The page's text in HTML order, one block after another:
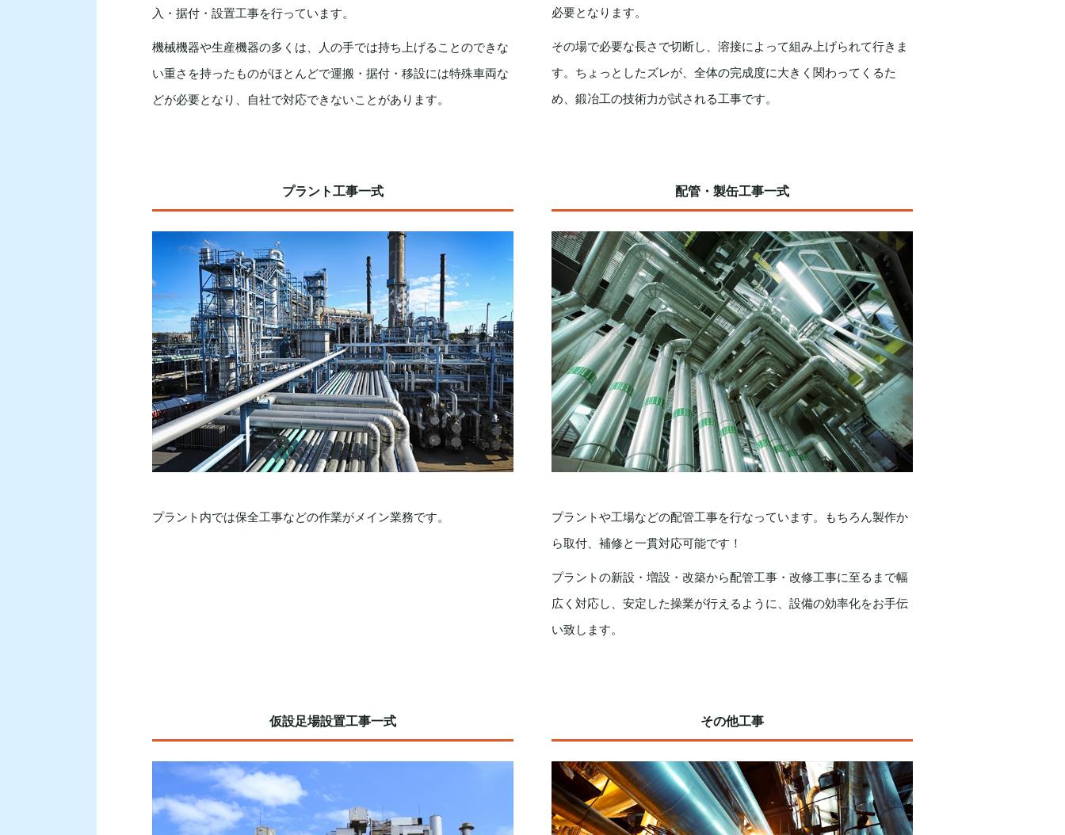
入・据付・設置工事を行っています。
機械機器や生産機器の多くは、人の手では持ち上げることのできな
い重さを持ったものがほとんどで運搬・据付・移設には特殊車両な
どが必要となり、自社で対応できないことがあります。
必要となります。
その場で必要な長さで切断し、溶接によって組み上げられて行きま
す。ちょっとしたズレが、全体の完成度に大きく関わってくるた
め、鍛冶工の技術力が試される工事です。
プラント工事一式
プラント内では保全工事などの作業がメイン業務です。
配管・製缶工事一式
プラントや工場などの配管工事を行なっています。もちろん製作か
ら取付、補修と一貫対応可能です！
プラントの新設・増設・改築から配管工事・改修工事に至るまで幅
広く対応し、安定した操業が行えるように、設備の効率化をお手伝
い致します。
仮設足場設置工事一式 その他工事